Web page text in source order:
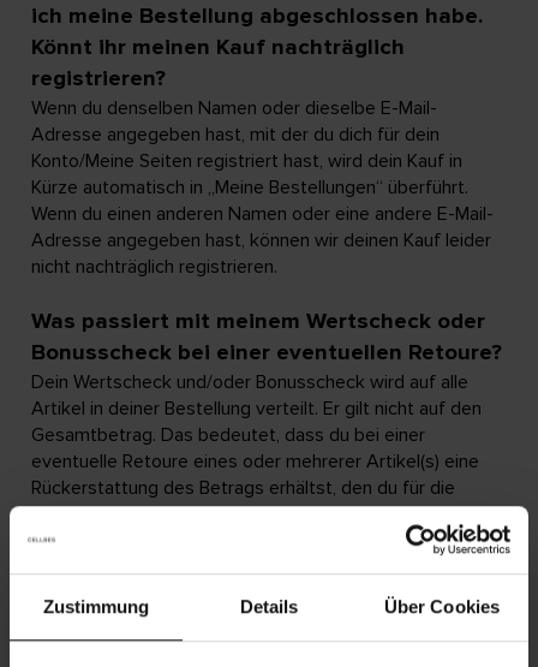
Zustimmung Details Über Cookies
ich meine Bestellung abgeschlossen habe.
Könnt ihr meinen Kauf nachträglich
registrieren?
Wenn du denselben Namen oder dieselbe E-Mail-
Adresse angegeben hast, mit der du dich für dein
Konto/Meine Seiten registriert hast, wird dein Kauf in
Kürze automatisch in „Meine Bestellungen“ überführt.
Wenn du einen anderen Namen oder eine andere E-Mail-
Adresse angegeben hast, können wir deinen Kauf leider
nicht nachträglich registrieren.
Was passiert mit meinem Wertscheck oder
Bonusscheck bei einer eventuellen Retoure?
Dein Wertscheck und/oder Bonusscheck wird auf alle
Artikel in deiner Bestellung verteilt. Er gilt nicht auf den
Gesamtbetrag. Das bedeutet, dass du bei einer
eventuelle Retoure eines oder mehrerer Artikel(s) eine
Rückerstattung des Betrags erhältst, den du für die
einzelnen Artikel bezahlt hast. Bei einer Retour von
anteiligen oder ganzen Käufen wird der Wertscheck
des aktuellen Kaufs gut geschrieben, sondern gilt als
verbraucht.